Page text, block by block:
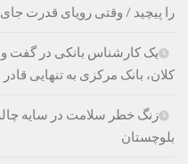
را پیچید / وقتی رویای قدرت
یک کارشناس بانکی در گفت و
کلان، بانک مرکزی به تنهایی
زنگ خطر سلامت در سایه
بلوچستان